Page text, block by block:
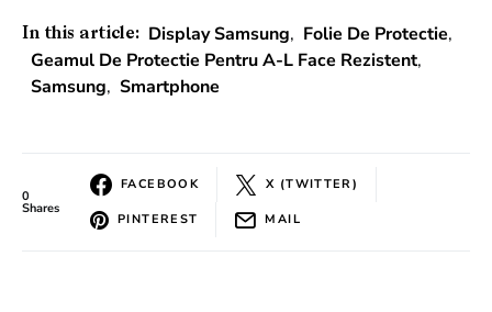
In this article: Display Samsung, Folie De Protectie,
Geamul De Protectie Pentru A-L Face Rezistent,
Samsung, Smartphone
0
Shares
FACEBOOK X (TWITTER)
PINTEREST MAIL